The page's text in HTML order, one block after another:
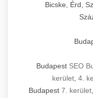
Bicske, Érd,
Budapest SEO
kerület, 4.
Budapest 7. kerület,